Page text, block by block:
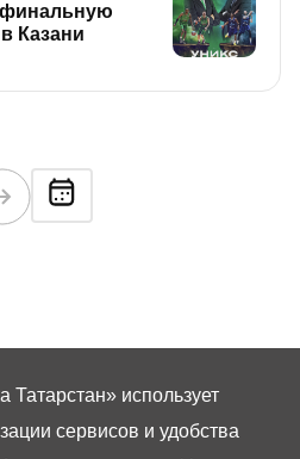
Казани
Татарстан» использует
сервисов и удобства